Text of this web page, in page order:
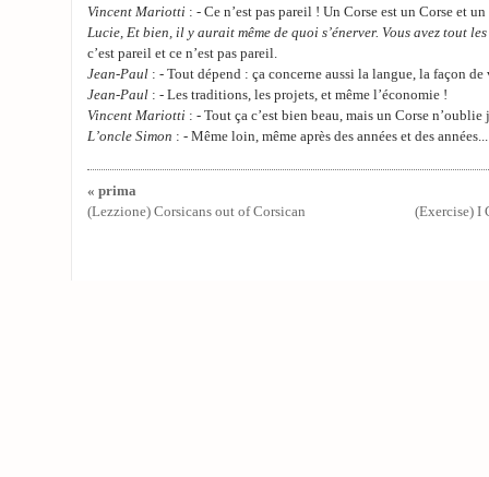
Vincent Mariotti : - Ce n’est pas pareil ! Un Corse est un Corse et
Lucie, Et bien, il y aurait même de quoi s’énerver. Vous avez tout
c’est pareil et ce n’est pas pareil.
Jean-Paul : - Tout dépend : ça concerne aussi la langue, la façon
Jean-Paul : - Les traditions, les projets, et même l’économie !
Vincent Mariotti : - Tout ça c’est bien beau, mais un Corse n’oublie
L’oncle Simon : - Même loin, même après des années et des années...
« prima
(Lezzione) Corsicans out of Corsican
(Exercise) I